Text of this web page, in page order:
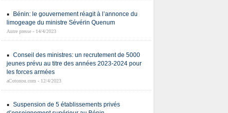
Bénin: le gouvernement réagit à l’annonce du
limogeage du ministre Sévérin Quenum
Autre presse - 14/4/2023
Conseil des ministres: un recrutement de 5000
jeunes prévu au titre des années 2023-2024 pour
les forces armées
aCotonou.com - 12/4/2023
Suspension de 5 établissements privés